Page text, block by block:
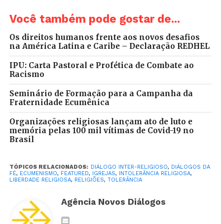
NoDistrito Federal, a Igreja Episcopal
Anglicana do Brasil (IEAB) abriu as portas da
Diocese Anglicana de Brasília para um ato
inter-religioso em memória às tantas vítimas
de intolerância. Representantes de diversas
religiões estavam presentes, incluindo povos
de terreiro e indígenas. A IEAB é uma igreja-
membro do CONIC e, ano após ano, tem
destacada atuação em favor do diálogo
ecumênico, inter-religioso e multicultural.
Você também pode gostar de...
Os direitos humanos frente aos novos desafios
na América Latina e Caribe – Declaração REDHEL
IPU: Carta Pastoral e Profética de Combate ao
Racismo
Seminário de Formação para a Campanha da
Fraternidade Ecumênica
Organizações religiosas lançam ato de luto e
memória pelas 100 mil vítimas de Covid-19 no
Brasil
TÓPICOS RELACIONADOS: DIÁLOGO INTER-RELIGIOSO, DIÁLOGOS DA
FÉ, ECUMENISMO, FEATURED, IGREJAS, INTOLERÂNCIA RELIGIOSA,
LIBERDADE RELIGIOSA, RELIGIÕES, TOLERÂNCIA
Agência Novos Diálogos